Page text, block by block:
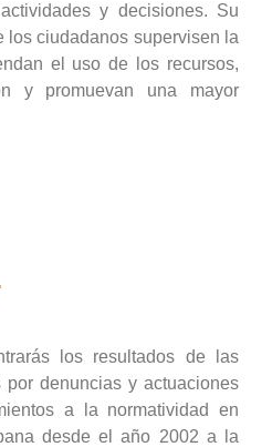
y decisiones. Su
los ciudadanos supervisen la
el uso de los recursos,
y promuevan una mayor
los resultados de las
por denuncias y actuaciones
a la normatividad en
desde el año 2002 a la